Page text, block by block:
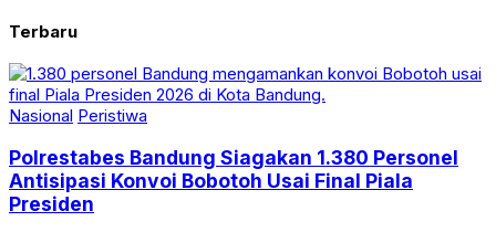
Terbaru
Nasional Peristiwa
Polrestabes Bandung Siagakan 1.380 Personel
Antisipasi Konvoi Bobotoh Usai Final Piala
Presiden